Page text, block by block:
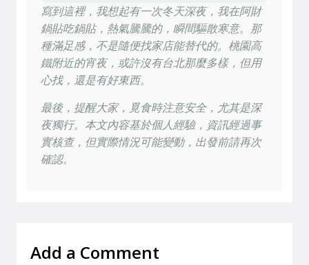
寫到這裡，我想起有一次冬天深夜，我在阿財
鍋貼吃鍋貼，熱氣騰騰的，瞬間驅散寒意。那
種滿足感，不是隨便找家店能替代的。桃園高
鐵附近的宵夜，或許沒有台北那麼多樣，但用
心找，還是有好東西。
最後，提醒大家，覓食時注意安全，尤其是深
夜獨行。本文內容基於個人經驗，資訊經過事
實核查，但實際情況可能變動，出發前請再次
確認。
Add a Comment